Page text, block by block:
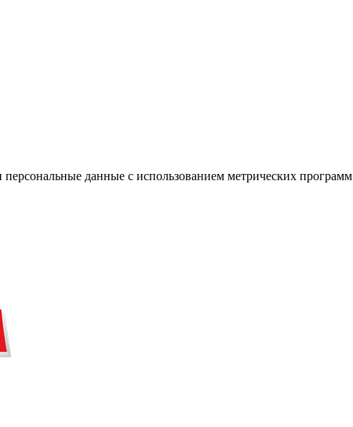
данные с использованием метрических программ